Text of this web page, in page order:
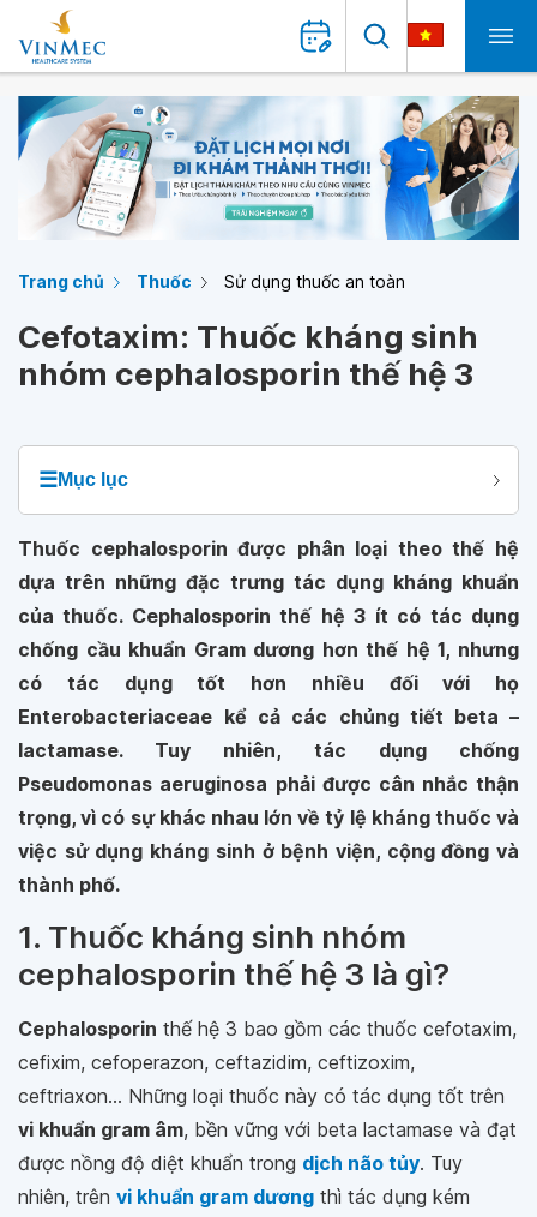
Trang chủ Thuốc Sử dụng thuốc an toàn
Cefotaxim: Thuốc kháng sinh
nhóm cephalosporin thế hệ 3
☰Mục lục
Thuốc cephalosporin được phân loại theo thế hệ
dựa trên những đặc trưng tác dụng kháng khuẩn
của thuốc. Cephalosporin thế hệ 3 ít có tác dụng
chống cầu khuẩn Gram dương hơn thế hệ 1, nhưng
có tác dụng tốt hơn nhiều đối với họ
Enterobacteriaceae kể cả các chủng tiết beta –
lactamase. Tuy nhiên, tác dụng chống
Pseudomonas aeruginosa phải được cân nhắc thận
trọng, vì có sự khác nhau lớn về tỷ lệ kháng thuốc và
việc sử dụng kháng sinh ở bệnh viện, cộng đồng và
thành phố.
1. Thuốc kháng sinh nhóm
cephalosporin thế hệ 3 là gì?
Cephalosporin thế hệ 3 bao gồm các thuốc cefotaxim,
cefixim, cefoperazon, ceftazidim, ceftizoxim,
ceftriaxon... Những loại thuốc này có tác dụng tốt trên
vi khuẩn gram âm, bền vững với beta lactamase và đạt
được nồng độ diệt khuẩn trong dịch não tủy. Tuy
nhiên, trên vi khuẩn gram dương thì tác dụng kém